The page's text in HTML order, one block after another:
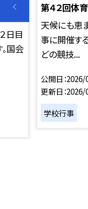
日目
国会
第４２回体
天候にも恵
事に開催す
どの競技...
公開日 2026/
更新日 2026/
学校行事